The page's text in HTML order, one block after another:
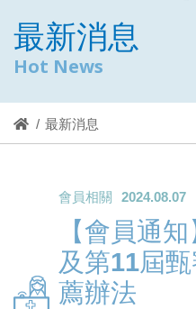
最新消息
Hot News
最新消息
會員相關 2024.08.07
【會員通
及第11屆
薦辦法